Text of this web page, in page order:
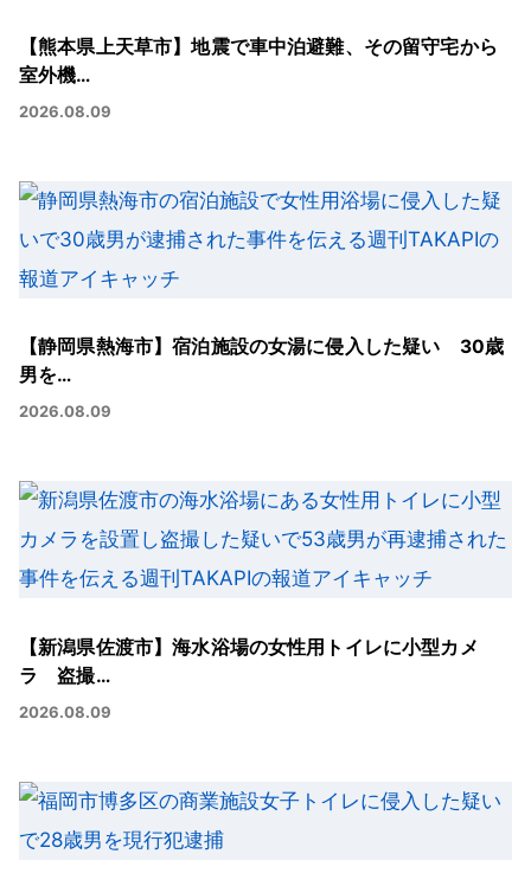
【熊本県上天草市】地震で車中泊避難、その留守宅から
室外機…
2026.08.09
【静岡県熱海市】宿泊施設の女湯に侵入した疑い 30歳
男を…
2026.08.09
【新潟県佐渡市】海水浴場の女性用トイレに小型カメ
ラ 盗撮…
2026.08.09